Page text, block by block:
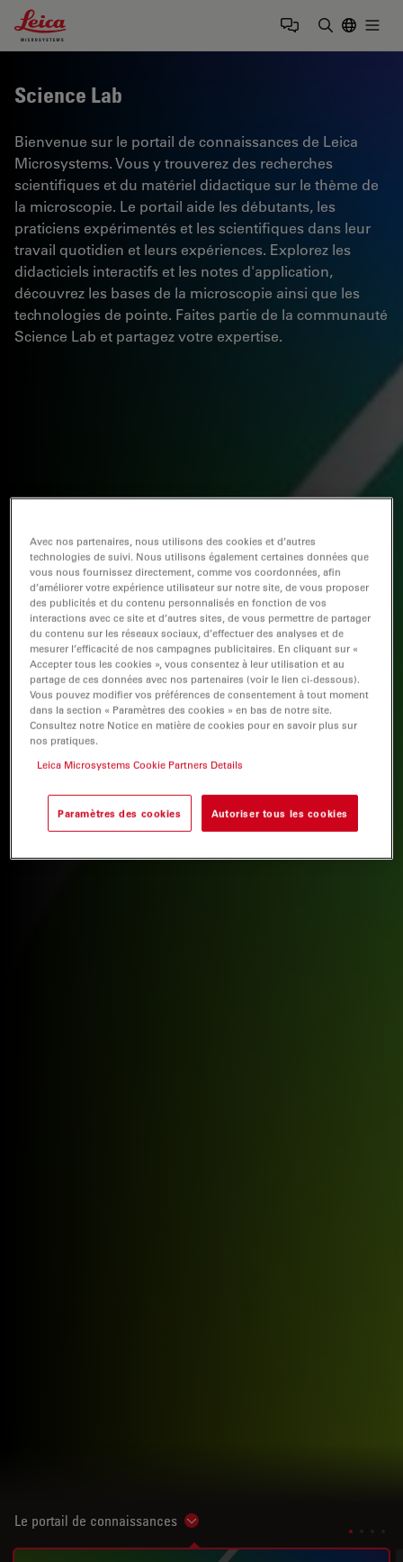
Leica Microsystems Logo
Science Lab
Bienvenue sur le portail de connaissances de Leica
Microsystems. Vous y trouverez des recherches
scientifiques et du matériel didactique sur le thème de
la microscopie. Le portail aide les débutants, les
praticiens expérimentés et les scientifiques dans leur
travail quotidien et leurs expériences. Explorez les
didacticiels interactifs et les notes d'application,
découvrez les bases de la microscopie ainsi que les
technologies de pointe. Faites partie de la communauté
Science Lab et partagez votre expertise.
Le portail de connaissances Show subnavigation
Avec nos partenaires, nous utilisons des cookies et d’autres
technologies de suivi. Nous utilisons également certaines données que
vous nous fournissez directement, comme vos coordonnées, afin
d’améliorer votre expérience utilisateur sur notre site, de vous proposer
des publicités et du contenu personnalisés en fonction de vos
interactions avec ce site et d’autres sites, de vous permettre de partager
du contenu sur les réseaux sociaux, d’effectuer des analyses et de
mesurer l’efficacité de nos campagnes publicitaires. En cliquant sur «
Accepter tous les cookies », vous consentez à leur utilisation et au
partage de ces données avec nos partenaires (voir le lien ci-dessous).
Vous pouvez modifier vos préférences de consentement à tout moment
dans la section « Paramètres des cookies » en bas de notre site.
Consultez notre Notice en matière de cookies pour en savoir plus sur
nos pratiques.
Leica Microsystems Cookie Partners Details
Paramètres des cookies Autoriser tous les cookies